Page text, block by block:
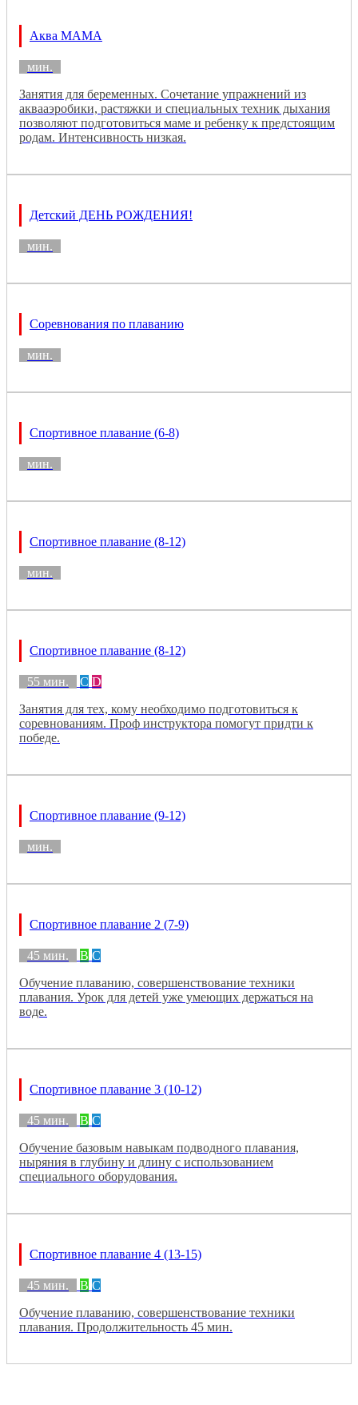
Аква МАМА
мин.
Занятия для беременных. Сочетание упражнений из
аквааэробики, растяжки и специальных техник дыхания
позволяют подготовиться маме и ребенку к предстоящим
родам. Интенсивность низкая.
Детский ДЕНЬ РОЖДЕНИЯ!
мин.
Соревнования по плаванию
мин.
Спортивное плавание (6-8)
мин.
Спортивное плавание (8-12)
мин.
Спортивное плавание (8-12)
55 мин. C D
Занятия для тех, кому необходимо подготовиться к
соревнованиям. Проф инструктора помогут придти к
победе.
Спортивное плавание (9-12)
мин.
Спортивное плавание 2 (7-9)
45 мин. B C
Обучение плаванию, совершенствование техники
плавания. Урок для детей уже умеющих держаться на
воде.
Спортивное плавание 3 (10-12)
45 мин. B C
Обучение базовым навыкам подводного плавания,
ныряния в глубину и длину с использованием
специального оборудования.
Спортивное плавание 4 (13-15)
45 мин. B C
Обучение плаванию, совершенствование техники
плавания. Продолжительность 45 мин.